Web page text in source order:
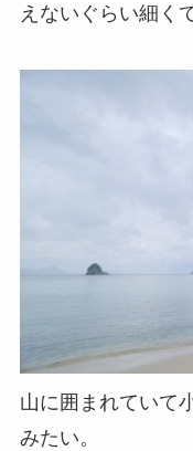
えないぐらい細く
山に囲まれていて
みたい。